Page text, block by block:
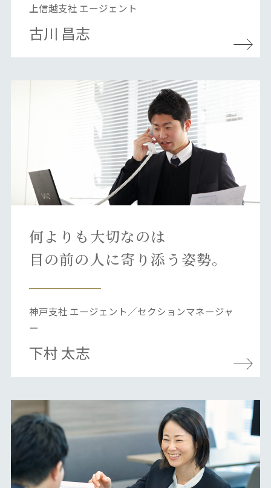
上信越支社 エージェント
古川 昌志
何よりも大切なのは
目の前の人に寄り添う姿勢。
神戸支社 エージェント／セクションマネージャ
ー
下村 太志